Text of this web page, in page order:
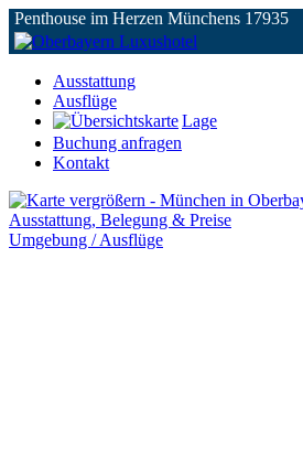
Penthouse im Herzen Münchens 17935
Ausstattung
Ausflüge
Lage
Buchung anfragen
Kontakt
Ausstattung, Belegung & Preise
Umgebung / Ausflüge